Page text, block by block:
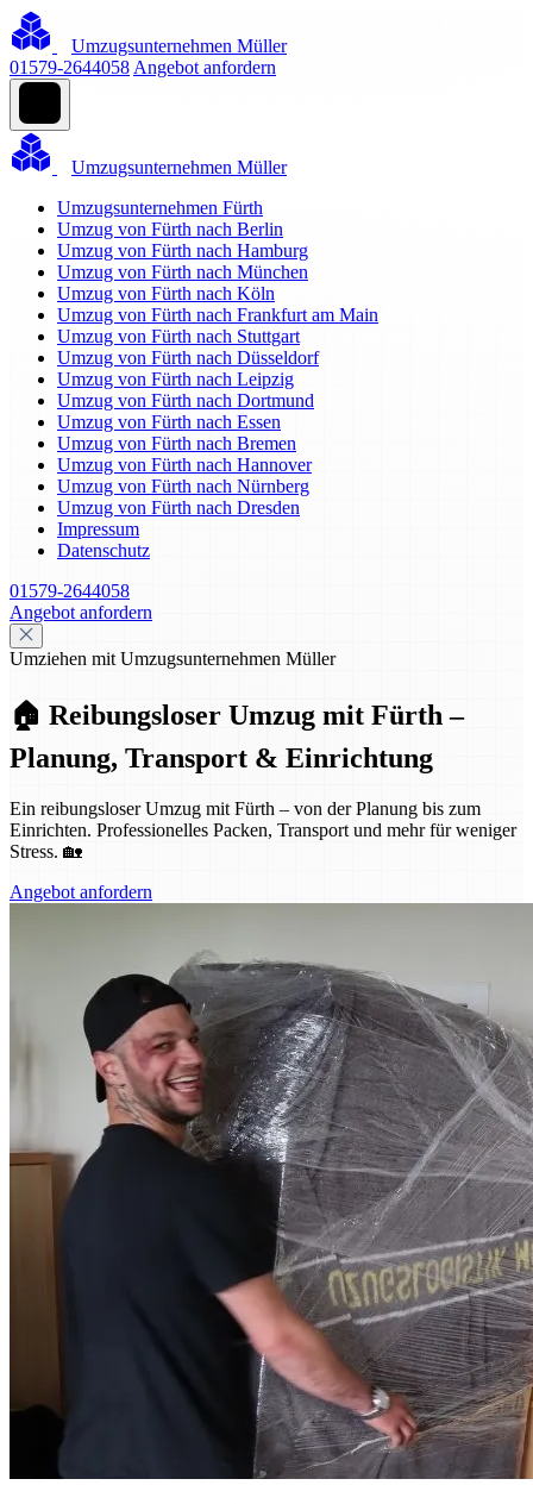
Umzugsunternehmen Müller
01579-2644058 Angebot anfordern
Umzugsunternehmen Müller
Umzugsunternehmen Fürth
Umzug von Fürth nach Berlin
Umzug von Fürth nach Hamburg
Umzug von Fürth nach München
Umzug von Fürth nach Köln
Umzug von Fürth nach Frankfurt am Main
Umzug von Fürth nach Stuttgart
Umzug von Fürth nach Düsseldorf
Umzug von Fürth nach Leipzig
Umzug von Fürth nach Dortmund
Umzug von Fürth nach Essen
Umzug von Fürth nach Bremen
Umzug von Fürth nach Hannover
Umzug von Fürth nach Nürnberg
Umzug von Fürth nach Dresden
Impressum
Datenschutz
01579-2644058
Angebot anfordern
Umziehen mit Umzugsunternehmen Müller
🏠 Reibungsloser Umzug mit Fürth –
Planung, Transport & Einrichtung
Ein reibungsloser Umzug mit Fürth – von der Planung bis zum
Einrichten. Professionelles Packen, Transport und mehr für weniger
Stress. 🏡
Angebot anfordern